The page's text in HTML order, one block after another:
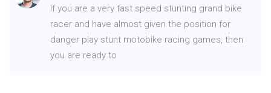
If you are a very fast speed stunting grand bike
racer and have almost given the position for
danger play stunt motobike racing games, then
you are ready to